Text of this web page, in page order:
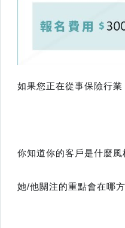
如果您正在從事保險行
你知道你的客戶是什麼風
她/他關注的重點會在哪方